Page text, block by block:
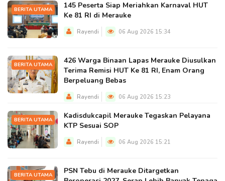
BERITA UTAMA
145 Peserta Siap Meriahkan Karnaval HUT
Ke 81 RI di Merauke
Rayendi 06 Aug 2026 15:34
BERITA UTAMA
426 Warga Binaan Lapas Merauke Diusulkan
Terima Remisi HUT Ke 81 RI, Enam Orang
Berpeluang Bebas
Rayendi 06 Aug 2026 15:23
BERITA UTAMA
Kadisdukcapil Merauke Tegaskan Pelayana
KTP Sesuai SOP
Rayendi 06 Aug 2026 15:21
BERITA UTAMA
PSN Tebu di Merauke Ditargetkan